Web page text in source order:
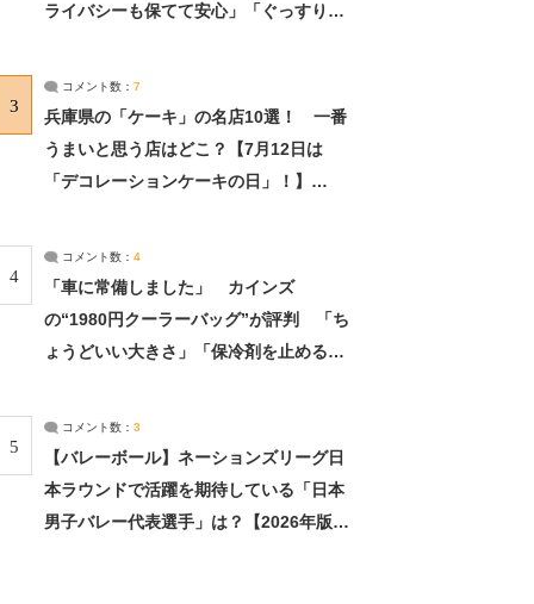
ライバシーも保てて安心」「ぐっすり眠
3
コメント数： 7
兵庫県の「ケーキ」の名店10選！ 一番
うまいと思う店はどこ？【7月12日は
「デコレーションケーキの日」！】
4
コメント数： 4
「車に常備しました」 カインズ
の“1980円クーラーバッグ”が評判 「ち
ょうどいい大きさ」「保冷剤を止めるベ
5
コメント数： 3
【バレーボール】ネーションズリーグ日
本ラウンドで活躍を期待している「日本
男子バレー代表選手」は？【2026年版・